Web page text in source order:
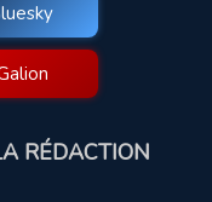
RÉDACTION